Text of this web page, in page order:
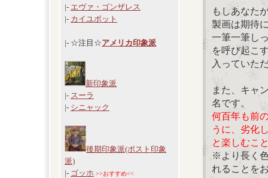
|- エヴァ・ゴンザレス
|- カイユボット
|- ☆注目☆アメリカ印象派
新印象派
|- スーラ
|- シニャック
後期印象派(ポスト印象
派)
|- ゴッホ >>おすすめ<<
もしあなた
製画は期待
一筆一筆し
を呼び起こ
入っていた
また、キャ
名です。
何百年も前
うに、劣化
と楽しむこ
※より長く
れることを